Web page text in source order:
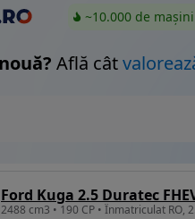
~10.000 de
Află cât
Ford Kuga 2.5 Duratec
2488 cm3 • 190 CP • Înmatriculat RO,